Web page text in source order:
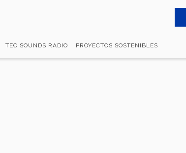
TEC SOUNDS RADIO PROYECTOS SOSTENIBLES